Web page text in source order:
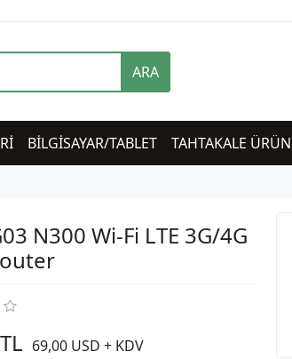
ARA
BİLGİSAYAR/TABLET TAHTAKALE
N300 Wi-Fi LTE 3G/4G
69,00 USD + KDV